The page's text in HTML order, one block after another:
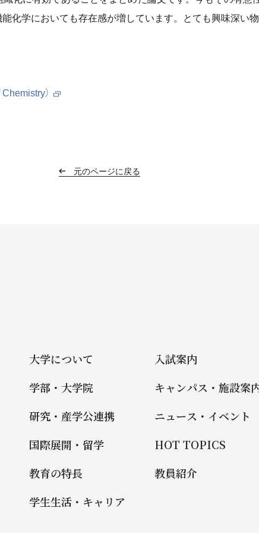
化学においても存在感が増しています。とても興味深い
）
元のページに戻る
大学について
学部・大学院
研究・産学公連携
国際展開・留学
教育の特長
学生生活・キャリア
入試案内
キャンパス・施設案
ニュース・イベント
HOT TOPICS
教員紹介